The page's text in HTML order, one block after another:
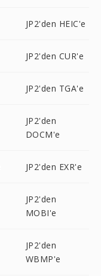
JP2'den HEIC'e
JP2'den CUR'e
JP2'den TGA'e
JP2'den
DOCM'e
JP2'den EXR'e
JP2'den
MOBI'e
JP2'den
WBMP'e